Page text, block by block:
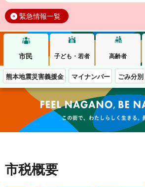
緊急情報一覧
市民 子ども・若者 高齢者
熊本地震災害義援金 マイナンバー ごみ分別
この街で、わたしらしく生きる
市税概要